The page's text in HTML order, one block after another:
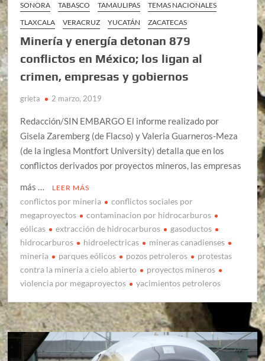
SONORA
TABASCO TAMAULIPAS
TEMAS NACIONALES
TLAXCALA
VERACRUZ YUCATÁN ZACATECAS
Minería y energía detonan 879
conflictos en México; los ligan al
crimen, empresas y gobiernos
grieta 2 marzo, 2019
Redacción/SIN EMBARGO El informe realizado por
Gisela Zaremberg (de Flacso) y Valeria Guarneros-Meza
(de la inglesa Montfort University) detalla que en los
conflictos derivados por proyectos mineros, las empresas
más …
LEER MÁS
conflictos por mineria
conflictos sociales por
megaproyectos
contaminacion por hidrocarburos
eólicas
extracción de hidrocarburos
gasoductos
hidrocarburos
hidroelectricas
mineras canadienses
mineria
parques eólicos pozos petroleros
protestas
contra la minería a cielo abierto
proyectos mineros
violencia por megaproyectos
yacimientos petroleros